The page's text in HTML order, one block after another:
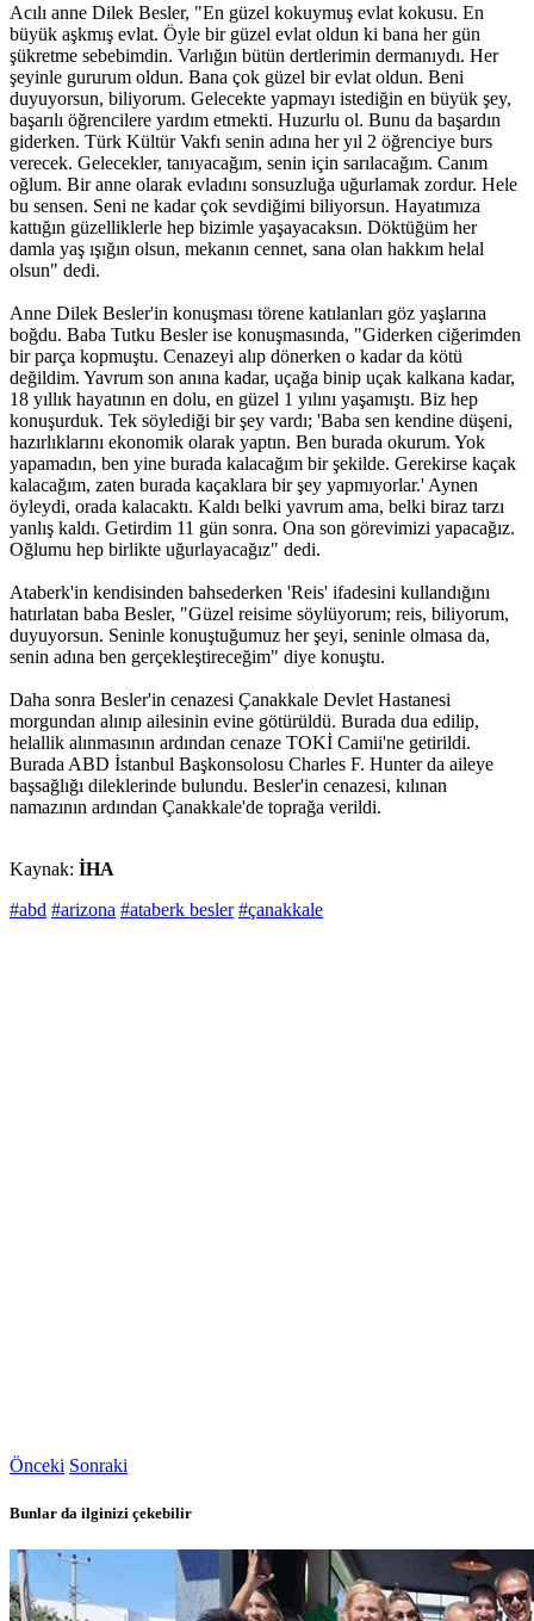
Acılı anne Dilek Besler, "En güzel kokuymuş evlat kokusu. En
büyük aşkmış evlat. Öyle bir güzel evlat oldun ki bana her gün
şükretme sebebimdin. Varlığın bütün dertlerimin dermanıydı. Her
şeyinle gururum oldun. Bana çok güzel bir evlat oldun. Beni
duyuyorsun, biliyorum. Gelecekte yapmayı istediğin en büyük şey,
başarılı öğrencilere yardım etmekti. Huzurlu ol. Bunu da başardın
giderken. Türk Kültür Vakfı senin adına her yıl 2 öğrenciye burs
verecek. Gelecekler, tanıyacağım, senin için sarılacağım. Canım
oğlum. Bir anne olarak evladını sonsuzluğa uğurlamak zordur. Hele
bu sensen. Seni ne kadar çok sevdiğimi biliyorsun. Hayatımıza
kattığın güzelliklerle hep bizimle yaşayacaksın. Döktüğüm her
damla yaş ışığın olsun, mekanın cennet, sana olan hakkım helal
olsun" dedi.
Anne Dilek Besler'in konuşması törene katılanları göz yaşlarına
boğdu. Baba Tutku Besler ise konuşmasında, "Giderken ciğerimden
bir parça kopmuştu. Cenazeyi alıp dönerken o kadar da kötü
değildim. Yavrum son anına kadar, uçağa binip uçak kalkana kadar,
18 yıllık hayatının en dolu, en güzel 1 yılını yaşamıştı. Biz hep
konuşurduk. Tek söylediği bir şey vardı; 'Baba sen kendine düşeni,
hazırlıklarını ekonomik olarak yaptın. Ben burada okurum. Yok
yapamadın, ben yine burada kalacağım bir şekilde. Gerekirse kaçak
kalacağım, zaten burada kaçaklara bir şey yapmıyorlar.' Aynen
öyleydi, orada kalacaktı. Kaldı belki yavrum ama, belki biraz tarzı
yanlış kaldı. Getirdim 11 gün sonra. Ona son görevimizi yapacağız.
Oğlumu hep birlikte uğurlayacağız" dedi.
Ataberk'in kendisinden bahsederken 'Reis' ifadesini kullandığını
hatırlatan baba Besler, "Güzel reisime söylüyorum; reis, biliyorum,
duyuyorsun. Seninle konuştuğumuz her şeyi, seninle olmasa da,
senin adına ben gerçekleştireceğim" diye konuştu.
Daha sonra Besler'in cenazesi Çanakkale Devlet Hastanesi
morgundan alınıp ailesinin evine götürüldü. Burada dua edilip,
helallik alınmasının ardından cenaze TOKİ Camii'ne getirildi.
Burada ABD İstanbul Başkonsolosu Charles F. Hunter da aileye
başsağlığı dileklerinde bulundu. Besler'in cenazesi, kılınan
namazının ardından Çanakkale'de toprağa verildi.
Kaynak: İHA
#abd #arizona #ataberk besler #çanakkale
Önceki Sonraki
Bunlar da ilginizi çekebilir